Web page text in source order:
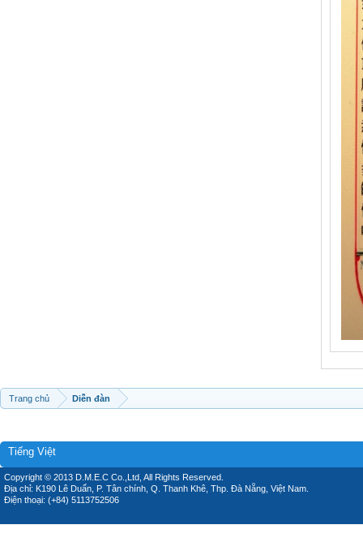
Trang chủ Diễn đàn
Tiếng Việt
Copyright © 2013 D.M.E.C Co.,Ltd, All Rights Reserved.
Địa chỉ: K190 Lê Duẩn, P. Tân chính, Q. Thanh Khê, Thp. Đà Nẵng, Việt Nam.
Điện thoại: (+84) 5113752506